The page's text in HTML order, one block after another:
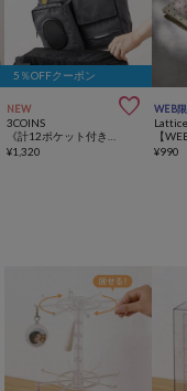
5％OFFクーポン
NEW 
3COINS
《計12ポケット付き！》バッグインバッグ／KIDSトラベル
¥1,320
WEB
¥990